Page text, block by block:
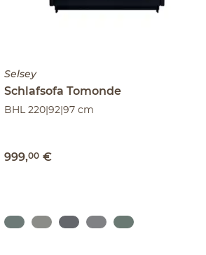
Selsey
Schlafsofa Tomonde
BHL 220|92|97 cm
999,00 €